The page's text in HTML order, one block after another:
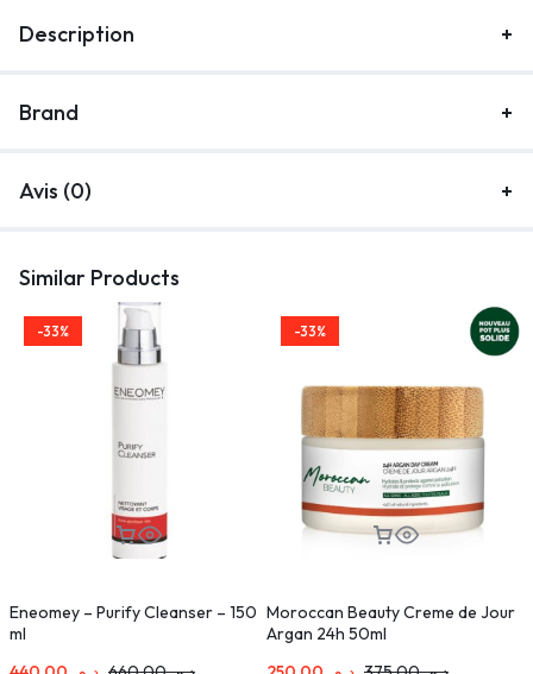
Description
Brand
Avis (0)
Similar Products
-33%
Eneomey – Purify Cleanser – 150
ml
-33%
Moroccan Beauty Creme de Jour
Argan 24h 50ml